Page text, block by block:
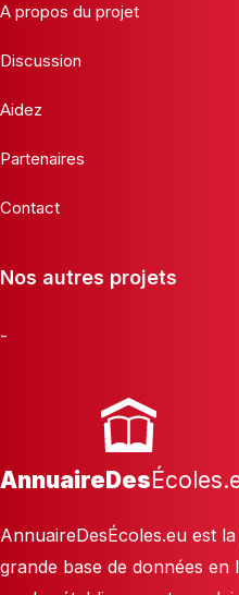
A propos du projet
Discussion
Aidez
Partenaires
Contact
Nos autres projets
-
AnnuaireDes
AnnuaireDesÉcoles.eu est
grande base de données en